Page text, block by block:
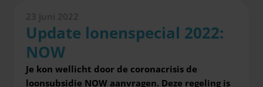
23 juni 2022
Update lonenspecial 2022:
NOW
Je kon wellicht door de coronacrisis de
loonsubsidie NOW aanvragen. Deze regeling is